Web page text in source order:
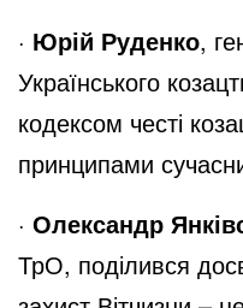
· Юрій Руденко,
Українського
кодексом честі
принципами
· Олександр
ТрО, поділився